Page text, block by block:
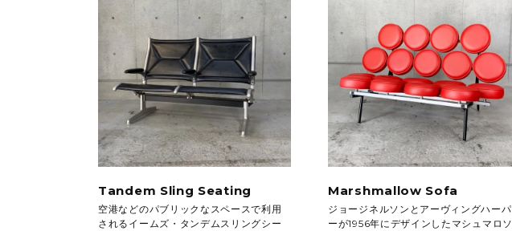
Tandem Sling Seating
空港などのパブリックなスペースで利用
されるイームズ・タンデムスリングシー
Marshmallow Sofa
ジョージネルソンとアーヴィングハーパ
ーが1956年にデザインしたマシュマロソ